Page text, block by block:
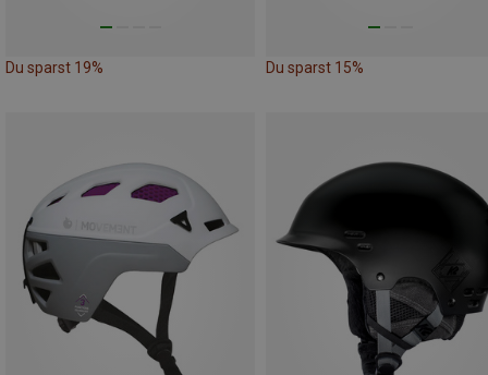
Du sparst 19% Du sparst 15%